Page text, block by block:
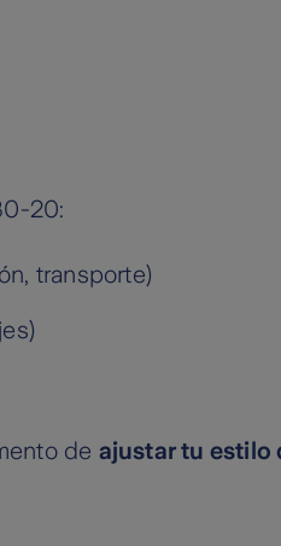
20:
transporte)
de ajustar tu estilo